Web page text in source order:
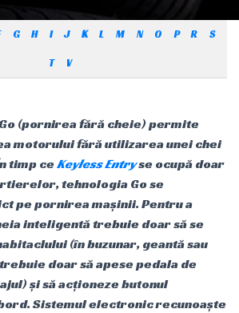
G H I J K L M N O P R S
T V
(pornirea fără cheie) permite
motorului fără utilizarea unei chei
timp ceKeyless Entryse ocupă doar
tehnologia Go se
pe pornirea mașinii. Pentru a
inteligentă trebuie doar să se
(în buzunar, geantă sau
doar să apese pedala de
și să acționeze butonul
Sistemul electronic recunoaște